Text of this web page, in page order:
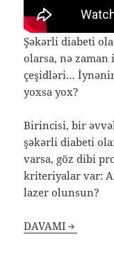
Şəkərli diabeti
olarsa, nə
çeşidləri…
yoxsa yox?
Birincisi, bir
şəkərli diabeti
varsa, göz dibi
kriteriyalar var:
lazer olunsun?
DAVAMI